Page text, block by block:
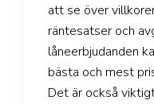
att se över
räntesatser och
låneerbjudanden
bästa och mest
Det är också